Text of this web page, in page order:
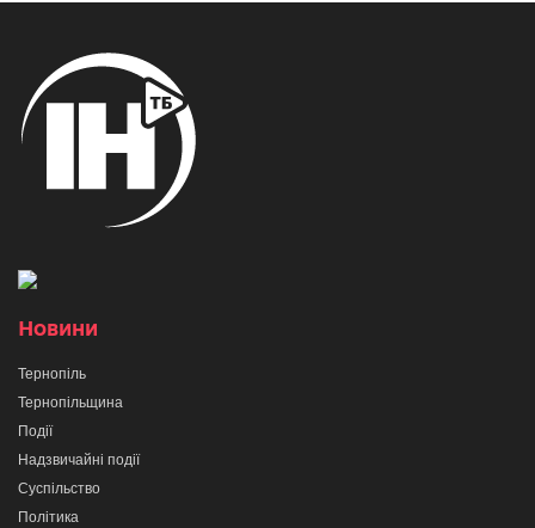
Новини
Тернопіль
Тернопільщина
Події
Надзвичайні події
Суспільство
Політика